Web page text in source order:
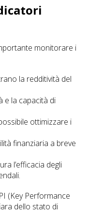
monitorare i
la redditività del
e la capacità di
ottimizzare i
finanziaria a breve
l’efficacia degli
(Key Performance
dello stato di